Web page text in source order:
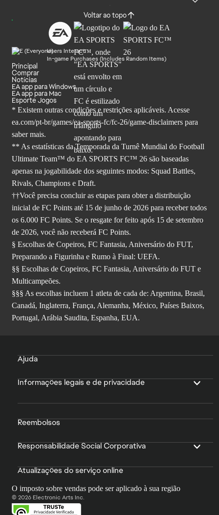
Voltar ao topo
Users Interact
In-game Purchases (Includes Random Items)
Principal
Comprar
Notícias
EA app para Windows
EA app para Mac
Esporte Jogos
* Existem outras condições e restrições aplicáveis. Acesse
ea.com/pt-br/games/ea-sports-fc/fc-26/game-disclaimers para
saber mais.
** As estatísticas da Temporada da Turnê Mundial do Football
Ultimate Team™ do EA SPORTS FC™ 26 são baseadas
apenas na jogabilidade dos seguintes modos: Squad Battles,
Rivals, Champions e Draft.
††Você precisa concluir as etapas para obter a distribuição
inicial de FC Points até 15 de junho de 2026 para receber todos
os 6.000 FC Points. Se o resgate for feito após 15 de setembro
de 2026, você não receberá FC Points.
§ Escolhas de Copeiros, FC Fantasia, Aniversário do FUT,
Preparando a Figurinha e Rumo à Final: UEFA.
§§ Escolhas de Copeiros, FC Fantasia, Aniversário do FUT e
Multicampeões.
§§§ As escolhas incluem 1 atleta de cada de: Argentina, Brasil,
Canadá, Inglaterra, França, Alemanha, México, Países Baixos,
Portugal, Arábia Saudita, Espanha, EUA.
Ajuda
Informações legais e de privacidade
Reembolsos
Responsabilidade Social Corporativa
Atualizações do serviço online
O imposto sobre vendas pode ser aplicado à sua região
© 2026 Electronic Arts Inc.